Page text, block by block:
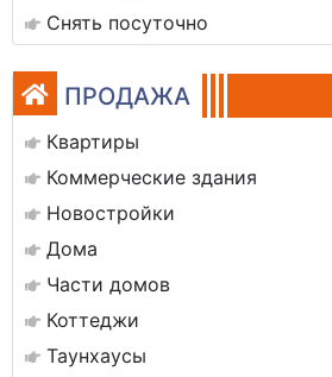
Снять посуточно
ПРОДАЖА
Квартиры
Коммерческие здания
Новостройки
Дома
Части домов
Коттеджи
Таунхаусы